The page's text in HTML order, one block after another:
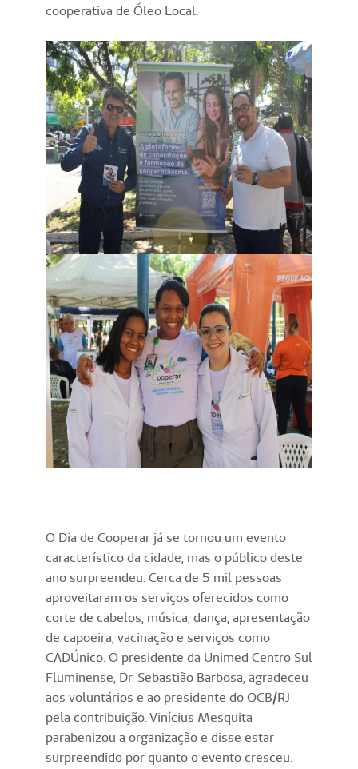
cooperativa de Óleo Local.
O Dia de Cooperar já se tornou um evento
característico da cidade, mas o público deste
ano surpreendeu. Cerca de 5 mil pessoas
aproveitaram os serviços oferecidos como
corte de cabelos, música, dança, apresentação
de capoeira, vacinação e serviços como
CADÚnico. O presidente da Unimed Centro Sul
Fluminense, Dr. Sebastião Barbosa, agradeceu
aos voluntários e ao presidente do OCB/RJ
pela contribuição. Vinícius Mesquita
parabenizou a organização e disse estar
surpreendido por quanto o evento cresceu.